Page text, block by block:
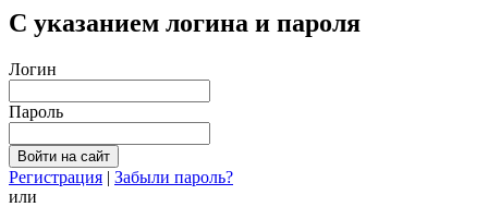
С указанием логина и пароля
Логин
Пароль
Регистрация | Забыли пароль?
или